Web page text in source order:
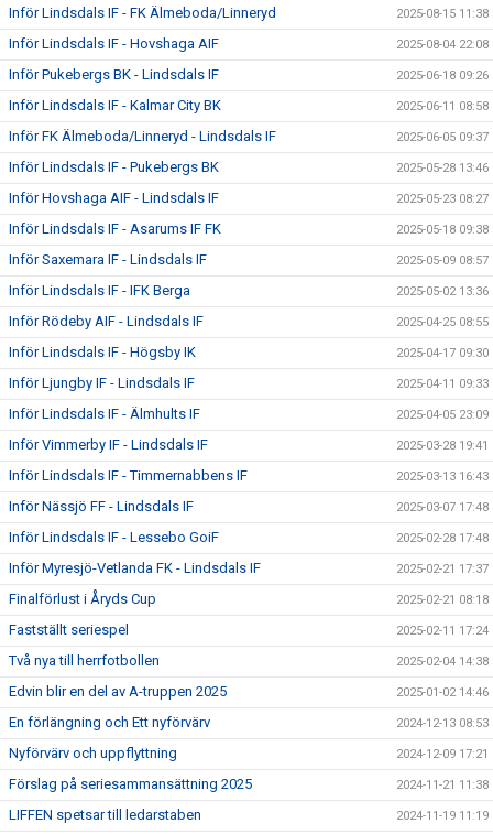
Inför Lindsdals IF - FK Älmeboda/Linneryd 2025-08-15 11:38
Inför Lindsdals IF - Hovshaga AIF 2025-08-04 22:08
Inför Pukebergs BK - Lindsdals IF 2025-06-18 09:26
Inför Lindsdals IF - Kalmar City BK 2025-06-11 08:58
Inför FK Älmeboda/Linneryd - Lindsdals IF 2025-06-05 09:37
Inför Lindsdals IF - Pukebergs BK 2025-05-28 13:46
Inför Hovshaga AIF - Lindsdals IF 2025-05-23 08:27
Inför Lindsdals IF - Asarums IF FK 2025-05-18 09:38
Inför Saxemara IF - Lindsdals IF 2025-05-09 08:57
Inför Lindsdals IF - IFK Berga 2025-05-02 13:36
Inför Rödeby AIF - Lindsdals IF 2025-04-25 08:55
Inför Lindsdals IF - Högsby IK 2025-04-17 09:30
Inför Ljungby IF - Lindsdals IF 2025-04-11 09:33
Inför Lindsdals IF - Älmhults IF 2025-04-05 23:09
Inför Vimmerby IF - Lindsdals IF 2025-03-28 19:41
Inför Lindsdals IF - Timmernabbens IF 2025-03-13 16:43
Inför Nässjö FF - Lindsdals IF 2025-03-07 17:48
Inför Lindsdals IF - Lessebo GoiF 2025-02-28 17:48
Inför Myresjö-Vetlanda FK - Lindsdals IF 2025-02-21 17:37
Finalförlust i Åryds Cup 2025-02-21 08:18
Fastställt seriespel 2025-02-11 17:24
Två nya till herrfotbollen 2025-02-04 14:38
Edvin blir en del av A-truppen 2025 2025-01-02 14:46
En förlängning och Ett nyförvärv 2024-12-13 08:53
Nyförvärv och uppflyttning 2024-12-09 17:21
Förslag på seriesammansättning 2025 2024-11-21 11:38
LIFFEN spetsar till ledarstaben 2024-11-19 11:19